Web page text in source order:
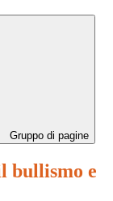
Gruppo di pagine
bullismo e